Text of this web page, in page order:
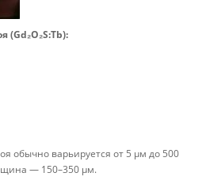
обычно варьируется от 5 μм до 500
— 150–350 μм.